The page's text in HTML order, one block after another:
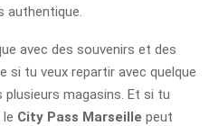
authentique.
avec des souvenirs et des
si tu veux repartir avec quelque
magasins. Et si tu
City Pass Marseille peut